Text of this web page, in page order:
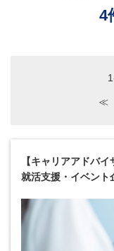
4
≪
【キャリアアドバ
就活支援・イベント